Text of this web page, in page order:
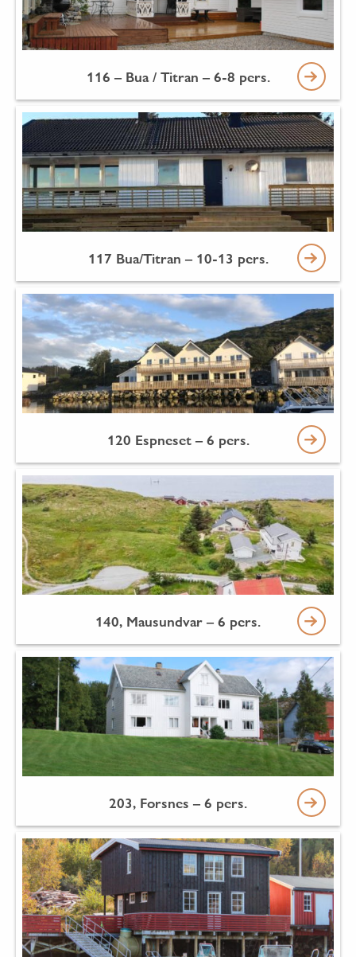
116 – Bua / Titran – 6-8 pers.
117 Bua/Titran – 10-13 pers.
120 Espneset – 6 pers.
140, Mausundvar – 6 pers.
203, Forsnes – 6 pers.